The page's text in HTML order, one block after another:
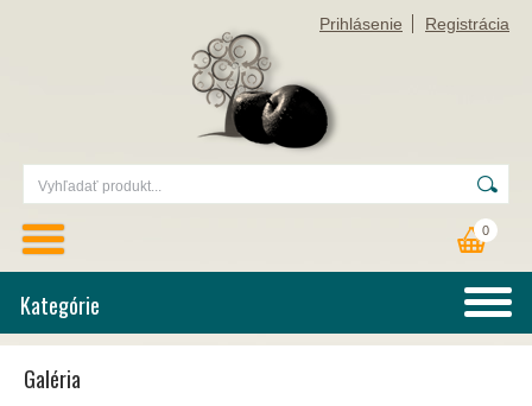
Prihlásenie Registrácia
0
Kategórie
Galéria